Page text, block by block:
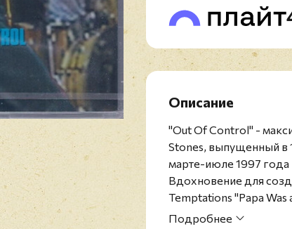
Описание
"Out Of Control" -
Stones, выпущенный в
марте-июле 1997 года
Вдохновение для
Temptations "Papa Was
"Out Of Control" в
Подробнее